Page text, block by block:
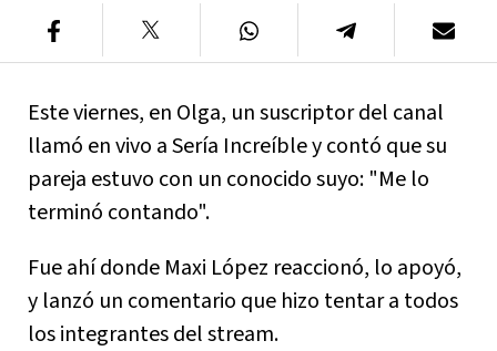
Este viernes, en Olga, un suscriptor del canal
llamó en vivo a Sería Increíble y contó que su
pareja estuvo con un conocido suyo: "Me lo
terminó contando".
Fue ahí donde Maxi López reaccionó, lo apoyó,
y lanzó un comentario que hizo tentar a todos
los integrantes del stream.